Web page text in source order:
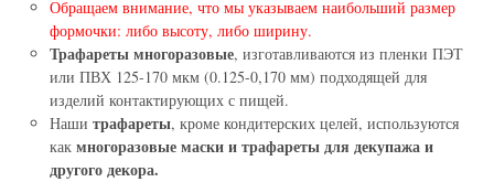
Обращаем внимание, что мы указываем наибольший размер
формочки: либо высоту, либо ширину.
Трафареты многоразовые, изготавливаются из пленки ПЭТ
или ПВХ 125-170 мкм (0.125-0,170 мм) подходящей для
изделий контактирующих с пищей.
Наши трафареты, кроме кондитерских целей, используются
как многоразовые маски и трафареты для декупажа и
другого декора.